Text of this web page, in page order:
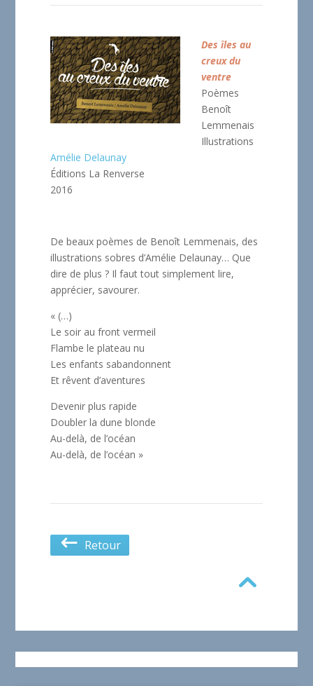
Des îles au
creux du
ventre
Poèmes
Benoît
Lemmenais
Illustrations
Amélie Delaunay
Éditions La Renverse
2016
De beaux poèmes de Benoît Lemmenais, des
illustrations sobres d’Amélie Delaunay… Que
dire de plus ? Il faut tout simplement lire,
apprécier, savourer.
« (…)
Le soir au front vermeil
Flambe le plateau nu
Les enfants sabandonnent
Et rêvent d’aventures
Devenir plus rapide
Doubler la dune blonde
Au-delà, de l’océan
Au-delà, de l’océan »
Retour